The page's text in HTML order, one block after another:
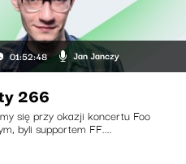
01:52:48 Jan Janczy
266
się przy okazji koncertu Foo
byli supportem FF....